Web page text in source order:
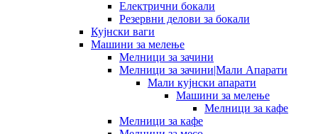
Електрични бокали
Резервни делови за бокали
Кујнски ваги
Машини за мелење
Мелници за зачини
Мелници за зачини|Мали Апарати
Мали кујнски апарати
Машини за мелење
Мелници за кафе
Мелници за кафе